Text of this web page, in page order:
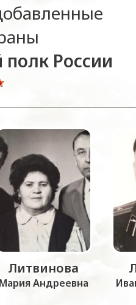
России
Литвинова
Мария Андреевна